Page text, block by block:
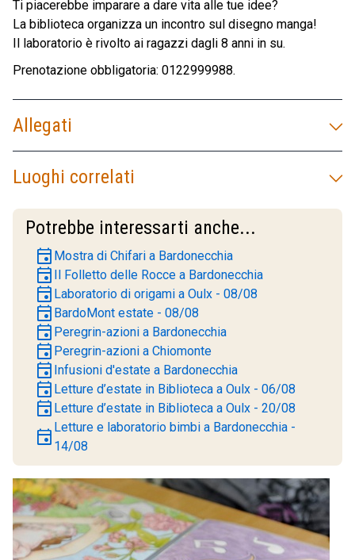
Ti piacerebbe imparare a dare vita alle tue idee?
La biblioteca organizza un incontro sul disegno manga!
Il laboratorio è rivolto ai ragazzi dagli 8 anni in su.
Prenotazione obbligatoria: 0122999988.
Allegati
Luoghi correlati
Potrebbe interessarti anche...
event Mostra di Chifari a Bardonecchia
event Il Folletto delle Rocce a Bardonecchia
event Laboratorio di origami a Oulx - 08/08
event BardoMont estate - 08/08
event Peregrin-azioni a Bardonecchia
event Peregrin-azioni a Chiomonte
event Infusioni d'estate a Bardonecchia
event Letture d’estate in Biblioteca a Oulx - 06/08
event Letture d’estate in Biblioteca a Oulx - 20/08
event Letture e laboratorio bimbi a Bardonecchia -
14/08